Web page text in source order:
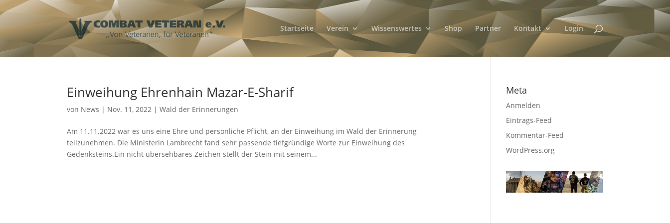
Startseite Verein Wissenswertes Shop Partner Kontakt Login
Einweihung Ehrenhain Mazar-E-Sharif
von News | Nov. 11, 2022 |Wald der Erinnerungen
Am 11.11.2022 war es uns eine Ehre und persönliche Pflicht, an der Einweihung im Wald der Erinnerung
teilzunehmen. Die Ministerin Lambrecht fand sehr passende tiefgründige Worte zur Einweihung des
Gedenksteins.Ein nicht übersehbares Zeichen stellt der Stein mit seinem...
Meta
Anmelden
Eintrags-Feed
Kommentar-Feed
WordPress.org